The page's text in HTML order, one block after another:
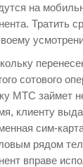
на
Тратить
сотового
МТС займет
клиенту
сим-
рядом
вправе